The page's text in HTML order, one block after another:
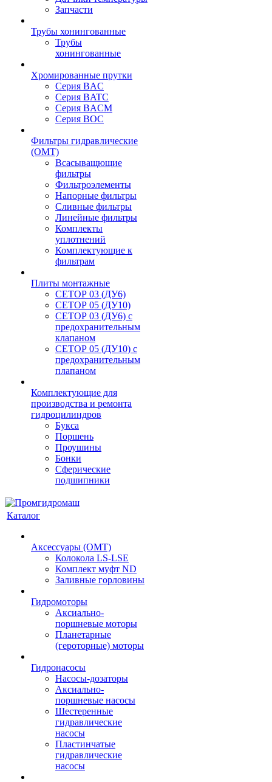
Запчасти
Трубы хонингованные
Трубы
хонингованные
Хромированные прутки
Серия BAC
Серия BATC
Серия BACM
Серия BOC
Фильтры гидравлические
(OMT)
Всасыващющие
фильтры
Фильтроэлементы
Напорные фильтры
Сливные фильтры
Линейные фильтры
Комплекты
уплотнений
Комплектующие к
фильтрам
Плиты монтажные
CЕТОР 03 (ДУ6)
CЕТОР 05 (ДУ10)
CЕТОР 03 (ДУ6) с
предохранительным
клапаном
CЕТОР 05 (ДУ10) с
предохранительным
плапаном
Комплектующие для
производства и ремонта
гидроцилиндров
Букса
Поршень
Проушины
Бонки
Сферические
подшипники
Каталог
Аксессуары (OMT)
Колокола LS-LSE
Комплект муфт ND
Заливные горловины
Гидромоторы
Аксиально-
поршневые моторы
Планетарные
(героторные) моторы
Гидронасосы
Насосы-дозаторы
Аксиально-
поршневые насосы
Шестеренные
гидравлические
насосы
Пластинчатые
гидравлические
насосы